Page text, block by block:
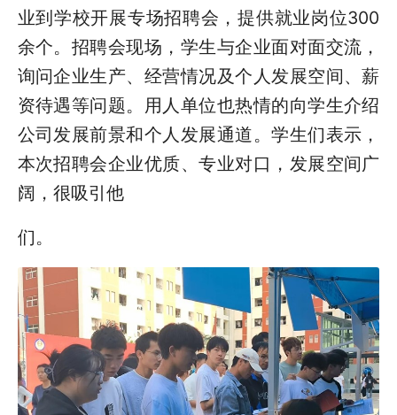
业到学校开展专场招聘会，提供就业岗位300
余个。招聘会现场，学生与企业面对面交流，
询问企业生产、经营情况及个人发展空间、薪
资待遇等问题。用人单位也热情的向学生介绍
公司发展前景和个人发展通道。学生们表示，
本次招聘会企业优质、专业对口，发展空间广
阔，很吸引他
们。